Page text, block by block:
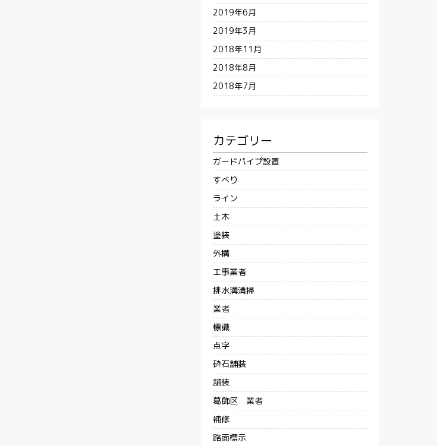
2019年6月
2019年3月
2018年11月
2018年8月
2018年7月
カテゴリー
ガードパイプ設置
すべり
ライン
土木
塗装
外構
工事業者
排水溝清掃
業者
標識
点字
砕石舗装
舗装
葛飾区 業者
補修
路面標示